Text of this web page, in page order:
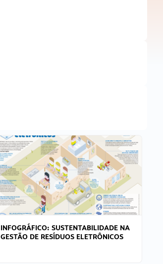
INFOGRÁFICO: SUSTENTABILIDADE NA
GESTÃO DE RESÍDUOS ELETRÔNICOS